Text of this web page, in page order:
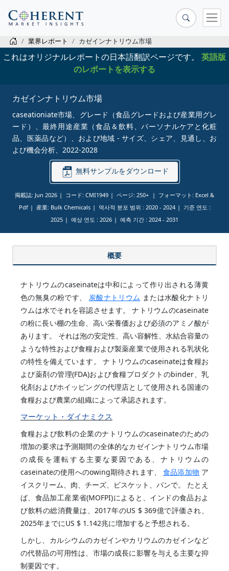
業界レポート カゼインナトリウム市場
これはオリジナルレポートの日本語翻訳ページです。 英語版
のレポートを表示する
カゼインナトリウム市場
caseationiate市場、グレード（食品グレードおよび産業用グレ
ード）、最終用途産業（食品＆飲料、パーソナルケアと化粧
品、医薬品など）、および地域 - サイズ、シェア、見通し、お
よび機会分析、2022-2028
無料サンプルをダウンロード
掲載誌: Jun 2026 コード: CMI1949 ページ: 250+
フォーマット: Excel &
Pdf
産業: Bulk Chemicals 역사적 분포 범위 : 2020 - 2024
기준 연도 :
2025
예상 연도 : 2026 예측 기간 : 2024 - 2031
概要
ナトリウムのcaseinateは中和によって作り出される薄黄
色の無臭の粉です、 炭酸ナトリウム または水酸化ナトリ
ウムは水でそれを容認させます。 ナトリウムのcaseinate
の粉に長い棚の生命、高い栄養価および必須のアミノ酸が
あります。
それは泡の安定性、高い容解性、水結合容量の
ような特性および食糧および製薬産業で使用される乳状化
の特性を備えています。
ナトリウムのcaseinateは食糧お
よび薬剤の管理(FDA)および食糧プロダクトのbinder、乳
化剤およびホイッピングの代理店として使用される国連の
食糧および農業の組織によって承認されます。
マーケット・ダイナミクス
食糧および飲料の企業のナトリウムのcaseinateのための
増加の要求は予測期間の全体的なカゼインナトリウム市場
の成長を運転する主要な要因である、ナトリウムの
caseinateの使用へのowing期待されます、食品添加物 ア
イスクリーム、肉、チーズ、ビスケット、パンで。
たとえ
ば、食品加工産業省(MOFPI)によると、インドの食品およ
び飲料の総消費量は、2017年のUS $ 369億で評価され、
2025年までにUS $ 1.142兆に増加すると予想される。
しかし、カルシウムのカゼインやカリウムのカゼインなど
の代替品の可用性は、市場の成長に影響を与える主要な抑
制要因です。